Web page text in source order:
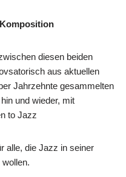
diesen beiden
aus aktuellen
Jahrzehnte gesammelten
und wieder, mit
to Jazz
alle, die Jazz in seiner
wollen.